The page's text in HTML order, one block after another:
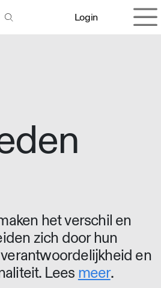
Login
het verschil en
zich door hun
en
Lees meer.